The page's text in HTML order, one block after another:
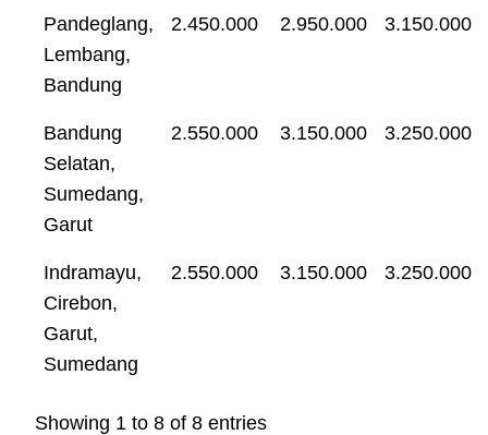
Pandeglang,
Lembang,
Bandung
2.450.000 2.950.000 3.150.000
Bandung
Selatan,
Sumedang,
Garut
2.550.000 3.150.000 3.250.000
Indramayu,
Cirebon,
Garut,
Sumedang
2.550.000 3.150.000 3.250.000
Showing 1 to 8 of 8 entries